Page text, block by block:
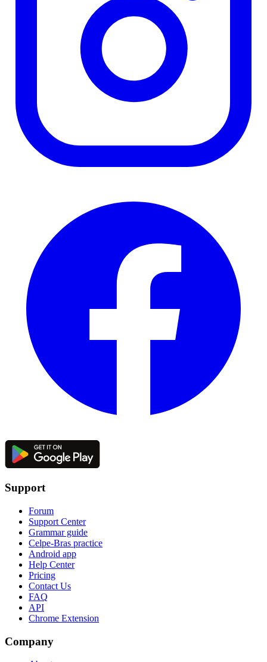
Support
Forum
Support Center
Grammar guide
Celpe-Bras practice
Android app
Help Center
Pricing
Contact Us
FAQ
API
Chrome Extension
Company